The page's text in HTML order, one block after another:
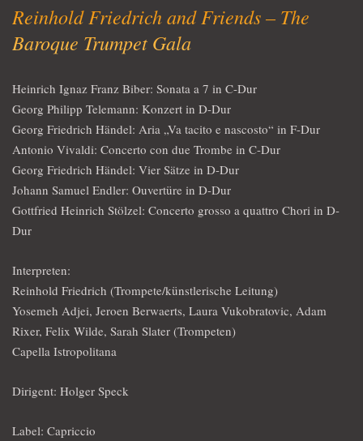
Reinhold Friedrich and Friends – The
Baroque Trumpet Gala
Heinrich Ignaz Franz Biber: Sonata a 7 in C-Dur
Georg Philipp Telemann: Konzert in D-Dur
Georg Friedrich Händel: Aria „Va tacito e nascosto“ in F-Dur
Antonio Vivaldi: Concerto con due Trombe in C-Dur
Georg Friedrich Händel: Vier Sätze in D-Dur
Johann Samuel Endler: Ouvertüre in D-Dur
Gottfried Heinrich Stölzel: Concerto grosso a quattro Chori in D-
Dur
Interpreten:
Reinhold Friedrich (Trompete/künstlerische Leitung)
Yosemeh Adjei, Jeroen Berwaerts, Laura Vukobratovic, Adam
Rixer, Felix Wilde, Sarah Slater (Trompeten)
Capella Istropolitana
Dirigent: Holger Speck
Label: Capriccio